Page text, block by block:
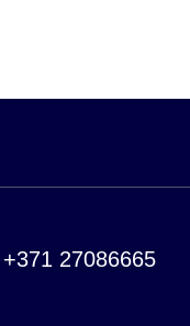
+371 27086665